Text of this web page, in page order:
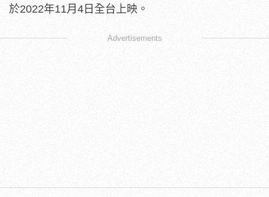
於2022年11月4日全台上映。
Advertisements